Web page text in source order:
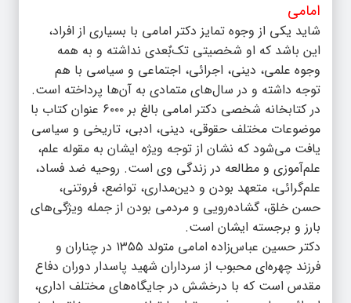
امامی
شاید یکی از وجوه تمایز دکتر امامی با بسیاری از افراد،
این باشد که او شخصیتی تک‌بٌعدی نداشته و به همه
وجوه علمی، دینی، اجرائی، اجتماعی و سیاسی با هم
توجه داشته و در سال‌های متمادی به آن‌ها پرداخته است.
در کتابخانه‌ شخصی دکتر امامی بالغ بر ۶۰۰۰ عنوان کتاب با
موضوعات مختلف حقوقی، دینی، ادبی، تاریخی و سیاسی
یافت می‌شود که نشان از توجه ویژه ایشان به مقوله علم،
علم‌آموزی و مطالعه در زندگی وی است. روحیه ضد فساد،
علم‌گرائی، متعهد بودن و دین‌مداری، تواضع، فروتنی،
حسن خلق، گشاده‌رویی و مردمی بودن از جمله ویژگی‌های
بارز و برجسته ایشان است.
دکتر حسین عباس‌زاده امامی متولد ۱۳۵۵ در چناران و
فرزند چهره‌ای محبوب از سرداران شهید پاسدار دوران دفاع
مقدس است که با درخشش در جایگاه‌های مختلف اداری،